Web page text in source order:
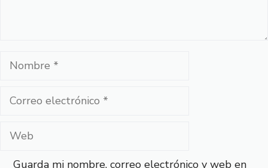
Nombre
Correo
Web
Guarda mi nombre, correo electrónico y web en